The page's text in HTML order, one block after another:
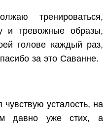
тренироваться,
и тревожные образы,
голове каждый раз,
за это Саванне.
усталость, на
давно уже стих, а